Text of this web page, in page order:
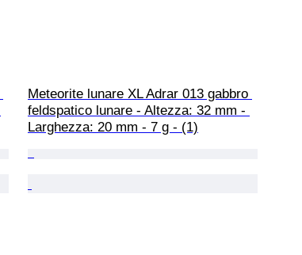
Meteorite lunare XL Adrar 013 gabbro
feldspatico lunare - Altezza: 32 mm -
Larghezza: 20 mm - 7 g - (1)